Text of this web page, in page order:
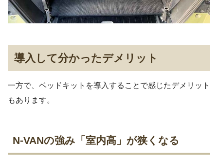
導入して分かったデメリット
一方で、ベッドキットを導入することで感じたデメリット
もあります。
N-VANの強み「室内高」が狭くなる